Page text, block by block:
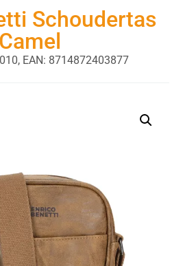
Schoudertas
EAN: 8714872403877